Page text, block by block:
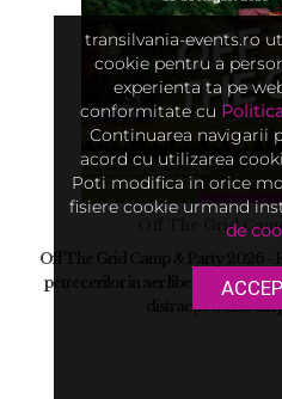
Off The Grid
Off The Grid Camp & Party 2026 -
petrecerilor în aer liber! Hai cu noi
distracție trăind din
transilvania-events.ro
cookie pentru a
experienta ta pe
conformitate cu
Continuarea navigarii
acord cu utilizarea
Poti modifica in orice
fisiere cookie urmand
de